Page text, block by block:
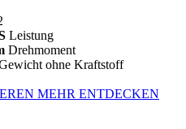
Leistung
Drehmoment
ohne Kraftstoff
MEHR ENTDECKEN